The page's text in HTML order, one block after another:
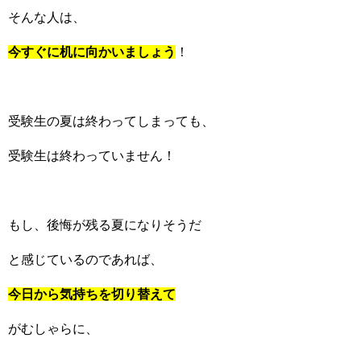
そんな人は、
今すぐに机に向かいましょう ！
受験生の夏は終わってしまっても、
受験生は終わっていません！
もし、後悔が残る夏になりそうだ
と感じているのであれば、
今日から気持ちを切り替えて
がむしゃらに、